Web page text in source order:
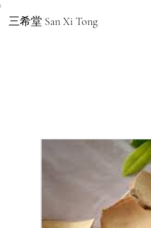
三希堂 San Xi Tong